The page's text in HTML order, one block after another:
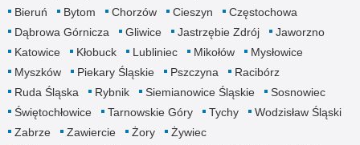
Bieruń
Bytom Chorzów Cieszyn
Częstochowa
Dąbrowa Górnicza
Gliwice Jastrzębie Zdrój
Jaworzno
Katowice
Kłobuck Lubliniec Mikołów
Mysłowice
Myszków
Piekary Śląskie Pszczyna
Racibórz
Ruda Śląska
Rybnik Siemianowice Śląskie
Sosnowiec
Świętochłowice
Tarnowskie Góry Tychy
Wodzisław Śląski
Zabrze
Zawiercie Żory
Żywiec